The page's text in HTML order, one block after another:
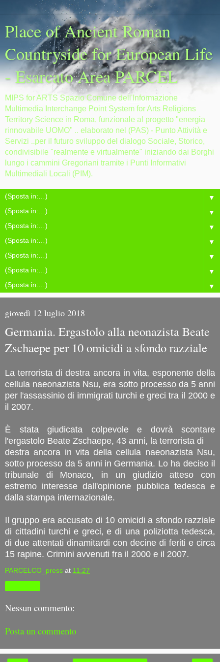
Place of Ancient Roman
Countryside for European Life
- Esarcato Area PARCEL
MIPS for ARTS Spazio Comune dell'Informazione
Multimedia Interchange Point System for Arts Religions
Territory Science in Roma, funzionale al progetto "energia
rinnovabile UOMO" .. elaborato nel (PAS) - Punto Attività e
Servizi ..per il futuro sviluppo del dialogo Sociale, Storico,
condivisibile "realmente e virtualmente" iniziando dai Borghi
lungo i cammini Gregoriani tramite i Punti Informativi
Multimediali Locali (PIM).
▼
▼
▼
▼
▼
▼
▼
giovedì 12 luglio 2018
Germania. Ergastolo alla neonazista Beate
Zschaepe per 10 omicidi a sfondo razziale
La terrorista di destra ancora in vita, esponente della
cellula naeonazista Nsu, era sotto processo da 5 anni
per l'assassinio di immigrati turchi e greci tra il 2000 e
il 2007.
È stata giudicata colpevole e dovrà scontare
l'ergastolo Beate Zschaepe, 43 anni, la terrorista di
destra ancora in vita della cellula naeonazista Nsu,
sotto processo da 5 anni in Germania. Lo ha deciso il
tribunale di Monaco, in un giudizio atteso con
estremo interesse dall'opinione pubblica tedesca e
dalla stampa internazionale.
Il gruppo era accusato di 10 omicidi a sfondo razziale
di cittadini turchi e greci, e di una poliziotta tedesca,
di due attentati dinamitardi con decine di feriti e circa
15 rapine. Crimini avvenuti fra il 2000 e il 2007.
PARCELCO_press at 11:27
Nessun commento:
Posta un commento